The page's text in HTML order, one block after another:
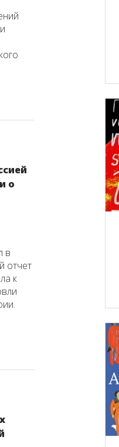
о
в
отчет
к